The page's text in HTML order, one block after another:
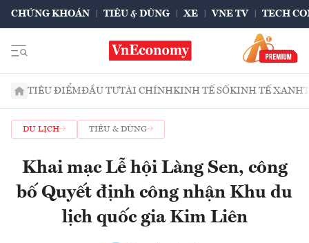
CHỨNG KHOÁN TIÊU & DÙNG XE VNE TV TECH
TIÊU ĐIỂMĐẦU TƯTÀI CHÍNHKINH TẾ SỐKINH TẾ XANH
DU LỊCH TIÊU & DÙNG
Khai mạc Lễ hội Làng Sen, công
bố Quyết định công nhận Khu du
lịch quốc gia Kim Liên